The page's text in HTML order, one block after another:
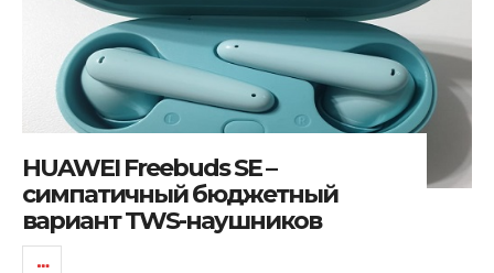
HUAWEI Freebuds SE –
симпатичный бюджетный
вариант TWS-наушников